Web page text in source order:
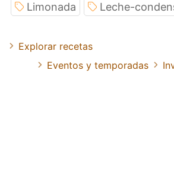
Limonada Leche-
Explorar recetas
Eventos y temporadas